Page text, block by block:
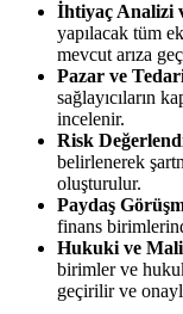
İhtiyaç Analizi
yapılacak tüm
mevcut arıza
Pazar ve
sağlayıcıların
incelenir.
Risk
belirlenerek
oluşturulur.
Paydaş
finans
Hukuki ve
birimler ve
geçirilir ve